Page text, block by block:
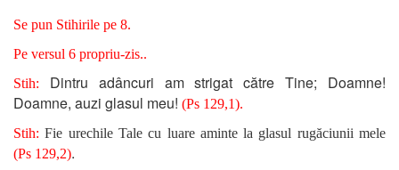
Se pun Stihirile pe 8.
Pe versul 6 propriu-zis..
Stih: Dintru adâncuri am strigat către Tine; Doamne!
Doamne, auzi glasul meu! (Ps 129,1).
Stih: Fie urechile Tale cu luare aminte la glasul rugăciunii mele
(Ps 129,2).